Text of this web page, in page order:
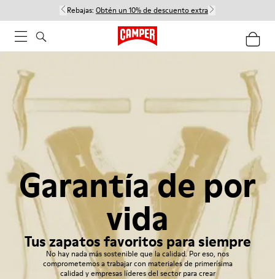
Rebajas: Obtén un 10% de descuento extra
Garantía de por
vida
Tus zapatos favoritos para siempre
No hay nada más sostenible que la calidad. Por eso, nos
comprometemos a trabajar con materiales de primerísima
calidad y empresas líderes del sector para crear